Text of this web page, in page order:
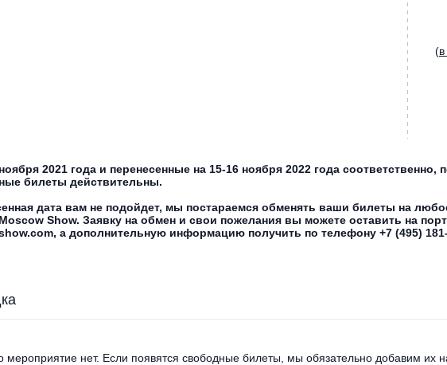
(
2021 года и перенесенные на 15-16 ноября 2022 года соответственно,
билеты действительны.
дата вам не подойдет, мы постараемся обменять ваши билеты на
Show. Заявку на обмен и свои пожелания вы можете оставить на
а дополнительную информацию получить по телефону +7 (495)
нет. Если появятся свободные билеты, мы обязательно добавим их